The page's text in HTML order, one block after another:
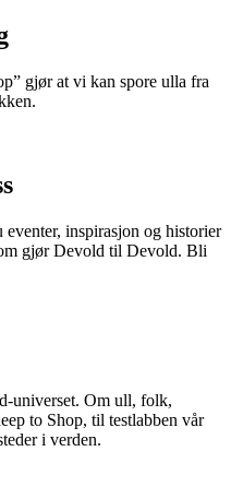
gjør at vi kan spore ulla fra
inspirasjon og historier
gjør Devold til Devold. Bli
universet. Om ull, folk,
to Shop, til testlabben vår
i verden.